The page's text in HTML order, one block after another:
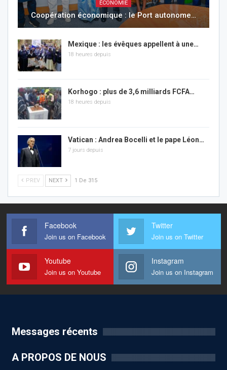
ÉCONOMIE
Coopération économique : le Port autonome…
Mexique : les évêques appellent à une…
18 heures depuis
Korhogo : plus de 3,6 milliards FCFA…
18 heures depuis
Vatican : Andrea Bocelli et le pape Léon…
7 jours depuis
PREV NEXT 1 De 315
Facebook
Join us on Facebook
Twitter
Join us on Twitter
Youtube
Join us on Youtube
Instagram
Join us on Instagram
Messages récents
A PROPOS DE NOUS